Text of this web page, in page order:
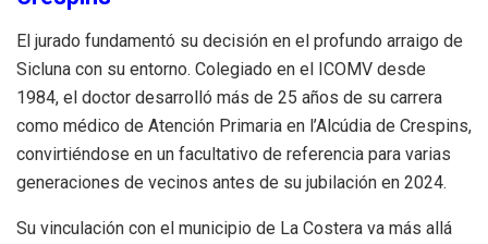
El jurado fundamentó su decisión en el profundo arraigo de
Sicluna con su entorno. Colegiado en el ICOMV desde
1984, el doctor desarrolló más de 25 años de su carrera
como médico de Atención Primaria en l’Alcúdia de Crespins,
convirtiéndose en un facultativo de referencia para varias
generaciones de vecinos antes de su jubilación en 2024.
Su vinculación con el municipio de La Costera va más allá